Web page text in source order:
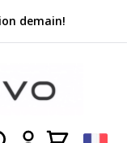
demain!